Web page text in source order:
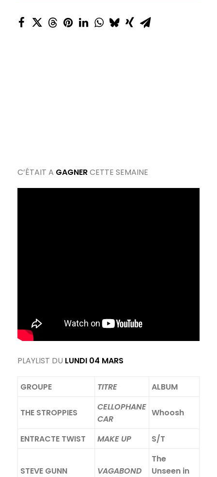
C’ÉTAIT A GAGNERCETTE SEMAINE
PLAYLIST DU LUNDI 04 MARS
GROUPE TITRE ALBUM
THE STROPPIES
CELLOPHANE
CAR
Whoosh
ENTRACTE TWIST MAKE UP S/T
STEVE GUNN VAGABOND
The
Unseen in